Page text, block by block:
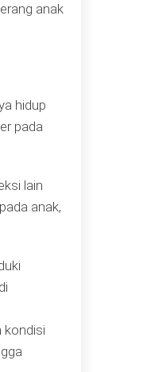
anak
hidup
pada
lain
anak,
kondisi